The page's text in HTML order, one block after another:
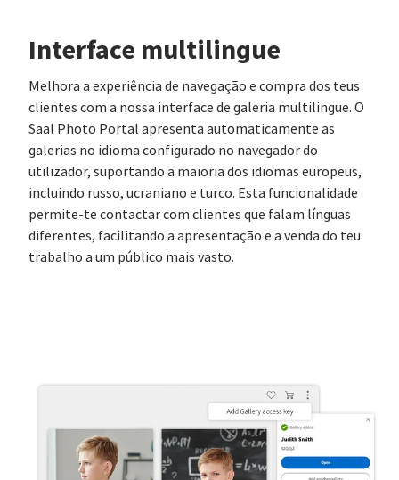
Interface multilingue
Melhora a experiência de navegação e compra dos teus
clientes com a nossa interface de galeria multilingue. O
Saal Photo Portal apresenta automaticamente as
galerias no idioma configurado no navegador do
utilizador, suportando a maioria dos idiomas europeus,
incluindo russo, ucraniano e turco. Esta funcionalidade
permite-te contactar com clientes que falam línguas
diferentes, facilitando a apresentação e a venda do teu
trabalho a um público mais vasto.